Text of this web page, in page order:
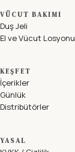
VÜCUT BAKIMI
Duş Jeli
El ve Vücut Losyonu
KEŞFET
İçerikler
Günlük
Distribütörler
YASAL